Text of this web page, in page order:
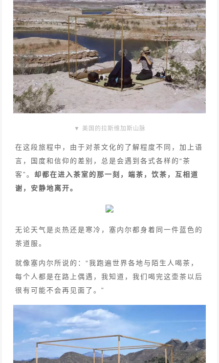
▼ 美国的拉斯维加斯山脉
在这段旅程中，由于对茶文化的了解程度不同，加上语
言，国度和信仰的差别，总是会遇到各式各样的“茶
客”。却都在进入茶室的那一刻，端茶，饮茶，互相道
谢，安静地离开。
无论天气是炎热还是寒冷，塞内尔都身着同一件蓝色的
茶道服。
就像塞内尔所说的：“我跑遍世界各地与陌生人喝茶，
每个人都是在路上偶遇，我知道，我们喝完这壶茶以后
很有可能不会再见面了。”